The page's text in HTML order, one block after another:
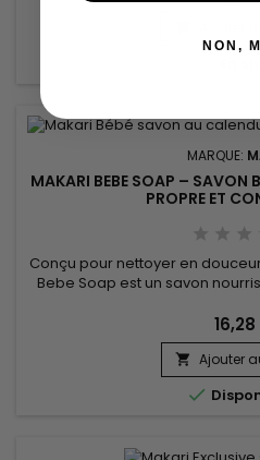
MARQUE:
MAKARI BEBE SOAP – SAVON
PROPRE ET
Conçu pour nettoyer en
Bebe Soap est un savon
douce (Prunus Amygdalus
et l’extrait de calendula pour
adoucir la peau et
 Ajouter

NON,